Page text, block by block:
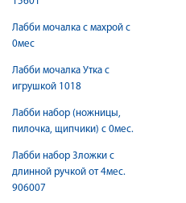
Лабби мочалка с махрой с
0мес
Лабби мочалка Утка с
игрушкой 1018
Лабби набор (ножницы,
пилочка, щипчики) с 0мес.
Лабби набор 3ложки с
длинной ручкой от 4мес.
906007